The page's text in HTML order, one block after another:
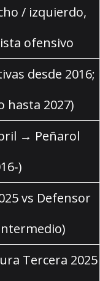
/ izquierdo,
ofensivo
desde 2016;
hasta 2027)
→ Peñarol
vs Defensor
Tercera 2025